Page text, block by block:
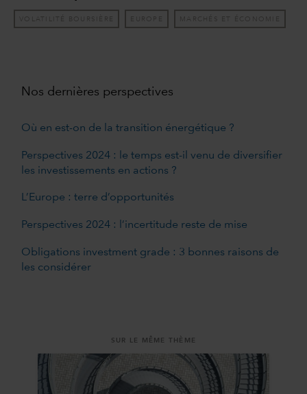
VOLATILITÉ BOURSIÈRE EUROPE MARCHÉS ET ÉCONOMIE
Nos dernières perspectives
Où en est-on de la transition énergétique ?
Perspectives 2024 : le temps est-il venu de diversifier
les investissements en actions ?
L’Europe : terre d’opportunités
Perspectives 2024 : l’incertitude reste de mise
Obligations investment grade : 3 bonnes raisons de
les considérer
SUR LE MÊME THÈME